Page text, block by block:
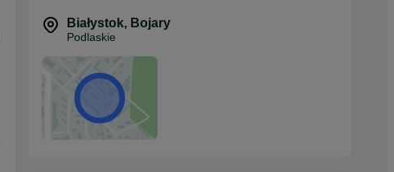
Białystok, Bojary
Podlaskie